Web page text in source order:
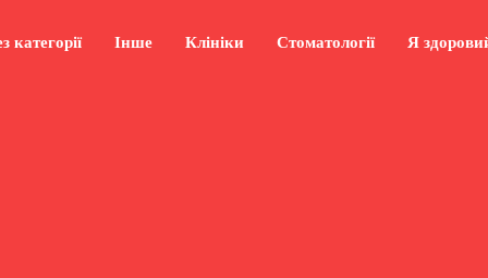
категорії Інше Клініки Стоматології Я